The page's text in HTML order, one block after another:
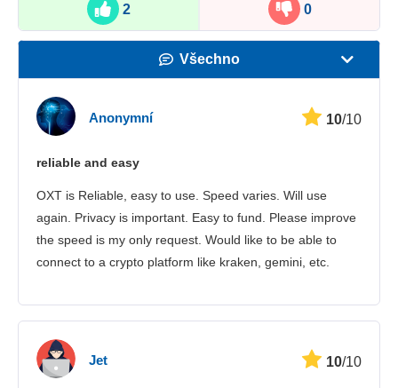
2 0
Všechno
Zákaznická podpora
Anonymní 10/10
reliable and easy
OXT is Reliable, easy to use. Speed varies. Will use
again. Privacy is important. Easy to fund. Please improve
the speed is my only request. Would like to be able to
connect to a crypto platform like kraken, gemini, etc.
Jet 10/10